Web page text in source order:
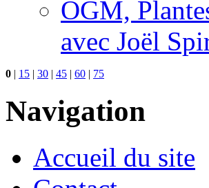
OGM,
avec Joël
0 | 15 | 30 | 45 | 60 | 75
Navigation
Accueil du site